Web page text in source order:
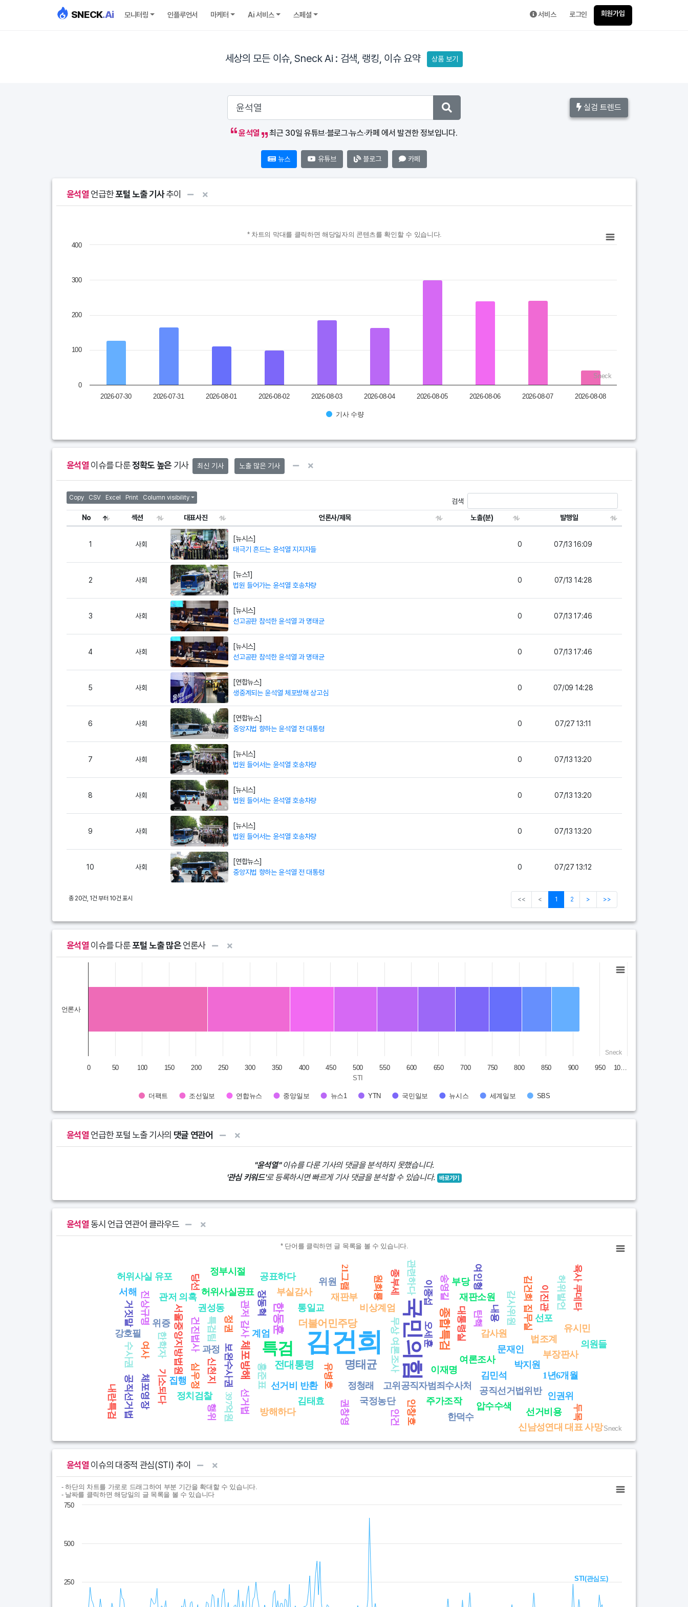
SNECK.Ai 모니터링 인플루언서 마케터 Ai 서비스 스페셜 서비스 로그인 회원가입
세상의 모든 이슈, Sneck Ai : 검색, 랭킹, 이슈 요약 상품 보기
실검 트렌드
윤석열 최근 30일 유튜브·블로그·뉴스·카페 에서 발견한 정보입니다.
뉴스 유튜브 블로그 카페
윤석열 언급한포털 노출 기사추이
View as data table, Chart
* 차트의 막대를 클릭하면 해당일자의 콘텐츠를 확인할 수 있습니다.
기사 수량
2026-07-30 2026-07-31 2026-08-01 2026-08-02 2026-08-03 2026-08-04 2026-08-05 2026-08-06 2026-08-07 2026-08-08
0
100
200
300
400
Sneck
윤석열 이슈를 다룬정확도 높은 기사 최신 기사 노출 많은 기사
Copy CSV Excel Print Column visibility 검색
No 섹션 대표사진 언론사/제목 노출(분) 발행일
1 사회
[뉴시스]
태극기 흔드는 윤석열 지지자들
0 07/13 16:09
2 사회
[뉴스1]
법원 들어가는 윤석열 호송차량
0 07/13 14:28
3 사회
[뉴시스]
선고공판 참석한 윤석열 과 명태균
0 07/13 17:46
4 사회
[뉴시스]
선고공판 참석한 윤석열 과 명태균
0 07/13 17:46
5 사회
[연합뉴스]
생중계되는 윤석열 체포방해 상고심
0 07/09 14:28
6 사회
[연합뉴스]
중앙지법 향하는 윤석열 전 대통령
0 07/27 13:11
7 사회
[뉴시스]
법원 들어서는 윤석열 호송차량
0 07/13 13:20
8 사회
[뉴시스]
법원 들어서는 윤석열 호송차량
0 07/13 13:20
9 사회
[뉴시스]
법원 들어서는 윤석열 호송차량
0 07/13 13:20
10 사회
[연합뉴스]
중앙지법 향하는 윤석열 전 대통령
0 07/27 13:12
총 20건, 1건 부터 10건 표시 << < 1 2 > >>
윤석열 이슈를 다룬포털 노출 많은언론사
Chart
Bar chart with 10 data series.
The chart has 1 X axis displaying categories.
STI
더팩트 조선일보 연합뉴스 중앙일보 뉴스1 YTN 국민일보 뉴시스 세계일보 SBS
언론사
0 50 100 150 200 250 300 350 400 450 500 550 600 650 700 750 800 850 900 950 10…
Sneck
End of interactive chart.
윤석열 언급한 포털 노출 기사의 댓글 연관어
"윤석열"이슈를 다룬 기사의 댓글을 분석하지 못했습니다.
'관심 키워드'로 등록하시면 빠르게 기사 댓글을 분석할 수 있습니다. 바로가기
윤석열 동시 언급 연관어 클라우드
View as data table, Chart
김건희 국민의힘
특검 종합특검
명태균
한동훈
전대통령
체포방해
더불어민주당 무상 여론조사
계엄 오세훈
이재명
유병호 고위공직자범죄수사처
관저 감사 통일교 대통령실
비상계엄
홍준표 선거비 반환
보완수사권 여론조사
정권
정청래
탄핵
권성동
신천지
감사원
특검팀
김민석
장동혁 재판소원
심우정
공직선거법위반
건진법사
정치검찰
서울중앙지방법원
재판부 감사위원
문재인
이종섭
허위사실공표 김건희 집무실
과정
선거법
관저 의혹
기소되다
부실감사
한학자
박지원
내용
주가조작
원희룡
국정농단
송영길
김태효
이진관
법조계
397억원
집행
체포영장 압수수색
여사
위증
진상규명 선포
종부세
부장판사
허위발언
1년6개월
공직선거법 선거비용
안창호
위원
권창영
허위사실 유포 당선
방해하다
수사권
인권위
거짓말
부당
21그램
강호필
행위
공표하다 육사 쿠데타
유시민
관련하다
서해
여인형
정부시절
두목
한덕수
안건
의원들
내란특검
신남성연대 대표 사망
* 단어를 클릭하면 글 목록을 볼 수 있습니다.
Sneck
End of interactive chart.
윤석열 이슈의 대중적 관심(STI) 추이
Chart
Line chart with 365 data points.
- 하단의 차트를 가로로 드래그하여 부분 기간을 확대할 수 있습니다.- 날짜를 클릭하면 해당일의 글 목록을 볼 수 있습니다
The chart has 1 X axis displaying Time. Data ranges from 2025-08-09 15:00:00 to 2026-08-08 15:00:00.
STI(관심도)
- 하단의 차트를 가로로 드래그하여 부분 기간을 확대할 수 있습니다.
- 날짜를 클릭하면 해당일의 글 목록을 볼 수 있습니다
250
500
750